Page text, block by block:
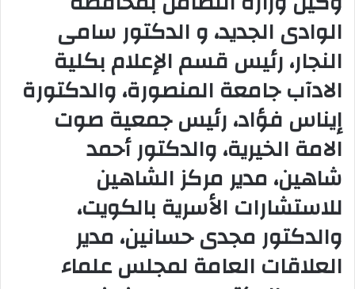
الوادى الجديد، و الدكتور سامى
النجار، رئيس قسم الإعلام بكلية
الادآب جامعة المنصورة، والدكتورة
إيناس فؤاد، رئيس جمعية صوت
الامة الخيرية، والدكتور أحمد
شاهين، مدير مركز الشاهين
للاستشارات الأسرية بالكويت،
والدكتور مجدى حسانين، مدير
العلاقات العامة لمجلس علماء